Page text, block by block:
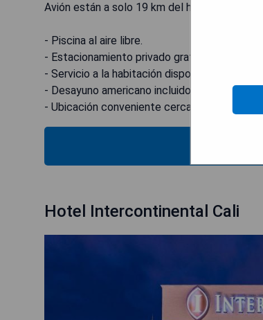
Avión están a solo 19 km del hotel.
- Piscina al aire libre.
- Estacionamiento privado gratuito.
- Servicio a la habitación disponible.
- Desayuno americano incluido.
- Ubicación conveniente cerca del aeropuerto.
Hotel Intercontinental Cali